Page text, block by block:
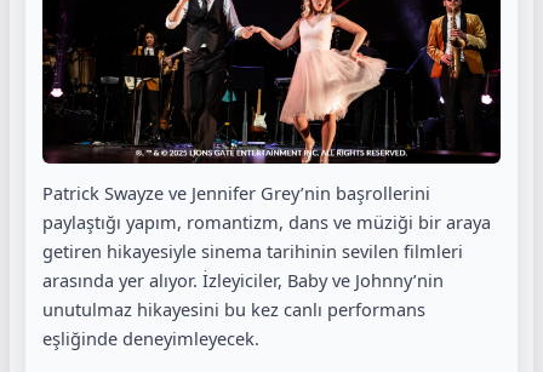
Patrick Swayze ve Jennifer Grey’nin başrollerini
paylaştığı yapım, romantizm, dans ve müziği bir araya
getiren hikayesiyle sinema tarihinin sevilen filmleri
arasında yer alıyor. İzleyiciler, Baby ve Johnny’nin
unutulmaz hikayesini bu kez canlı performans
eşliğinde deneyimleyecek.